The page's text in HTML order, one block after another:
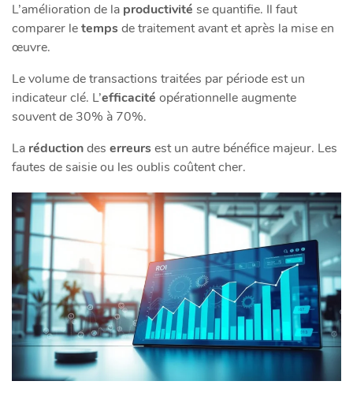
L’amélioration de la productivité se quantifie. Il faut
comparer letempsde traitement avant et après la mise en
œuvre.
Le volume de transactions traitées par période est un
indicateur clé. L’efficacité opérationnelle augmente
souvent de 30% à 70%.
La réductiondes erreursest un autre bénéfice majeur. Les
fautes de saisie ou les oublis coûtent cher.